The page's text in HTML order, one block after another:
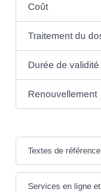
Coût
Traitement du
Durée de validité
Renouvellement
Textes de référence
Services en ligne